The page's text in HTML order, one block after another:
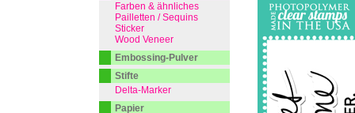
Farben & ähnliches
Pailletten / Sequins
Sticker
Wood Veneer
Embossing-Pulver
Stifte
Delta-Marker
Papier